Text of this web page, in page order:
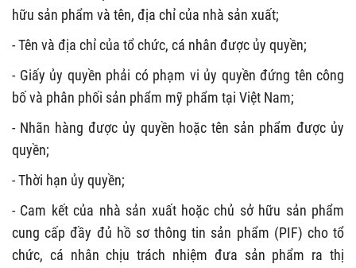
hữu sản phẩm và tên, địa chỉ của nhà sản xuất;
- Tên và địa chỉ của tổ chức, cá nhân được ủy quyền;
- Giấy ủy quyền phải có phạm vi ủy quyền đứng tên công
bố và phân phối sản phẩm mỹ phẩm tại Việt Nam;
- Nhãn hàng được ủy quyền hoặc tên sản phẩm được ủy
quyền;
- Thời hạn ủy quyền;
- Cam kết của nhà sản xuất hoặc chủ sở hữu sản phẩm
cung cấp đầy đủ hồ sơ thông tin sản phẩm (PIF) cho tổ
chức, cá nhân chịu trách nhiệm đưa sản phẩm ra thị